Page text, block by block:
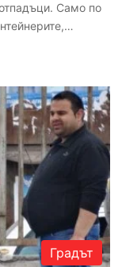
Само по
Градът